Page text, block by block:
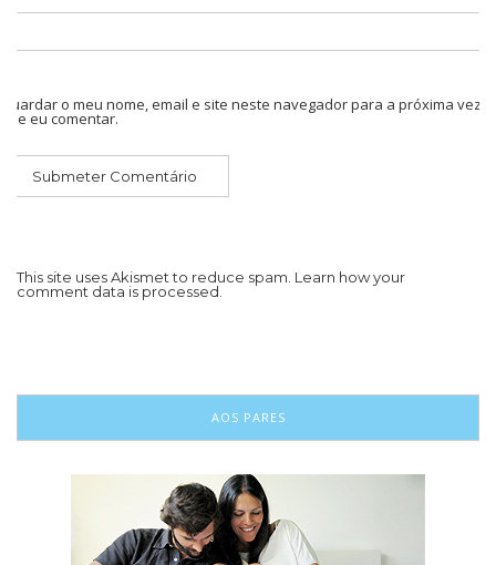
Guardar o meu nome, email e site neste navegador para a próxima vez
que eu comentar.
This site uses Akismet to reduce spam. Learn how your
comment data is processed.
AOS PARES